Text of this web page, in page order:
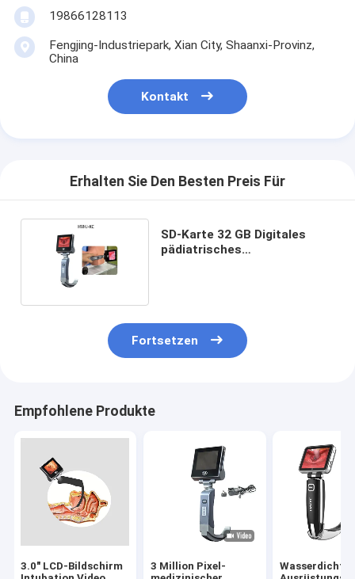
19866128113
Fengjing-Industriepark, Xian City, Shaanxi-Provinz,
China
Kontakt
Erhalten Sie Den Besten Preis Für
SD-Karte 32 GB Digitales
pädiatrisches
Fortsetzen
Empfohlene Produkte
3.0" LCD-Bildschirm
3 Million Pixel-
Wasserdichte